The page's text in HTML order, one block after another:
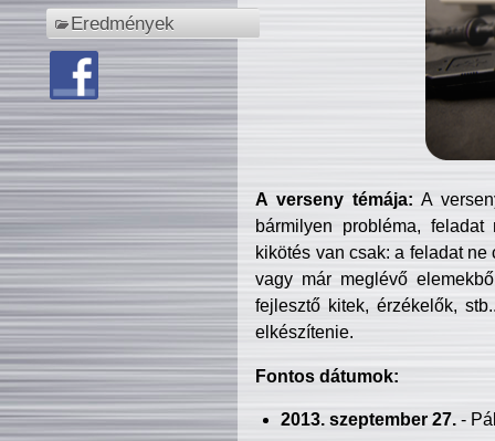
Eredmények
A verseny témája: A
bármilyen probléma, feladat
kikötés van csak: a feladat
vagy már meglévő
fejlesztő kitek, érzékelők,
elkészítenie.
Fontos dátumok:
2013. szeptember 27.-